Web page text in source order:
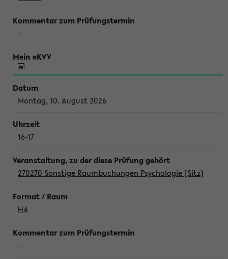
-
Montag, 10. August 2026
16-17
270270 Sonstige Raumbuchungen Psychologie (Sitz)
H4
-